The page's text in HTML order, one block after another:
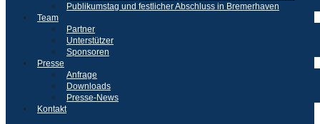
Publikumstag und festlicher Abschluss in Bremerhaven
Team
Partner
Unterstützer
Sponsoren
Presse
Anfrage
Downloads
Presse-News
Kontakt